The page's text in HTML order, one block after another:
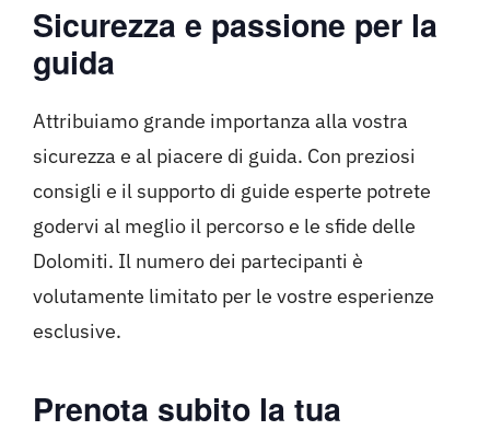
Sicurezza e passione per la
guida
Attribuiamo grande importanza alla vostra
sicurezza e al piacere di guida. Con preziosi
consigli e il supporto di guide esperte potrete
godervi al meglio il percorso e le sfide delle
Dolomiti. Il numero dei partecipanti è
volutamente limitato per le vostre esperienze
esclusive.
Prenota subito la tua